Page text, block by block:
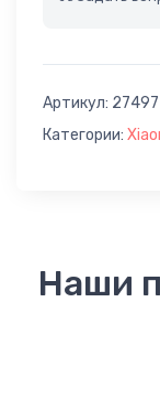
Артикул: 27497
Категории:
Наши